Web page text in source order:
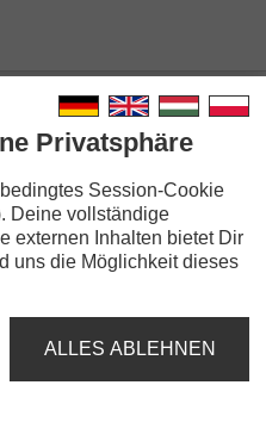
Feeder
Cage
Privatsphäre
Session-Cookie
Deine vollständige
externen Inhalten bietet Dir
uns die Möglichkeit dieses
ALLES ABLEHNEN